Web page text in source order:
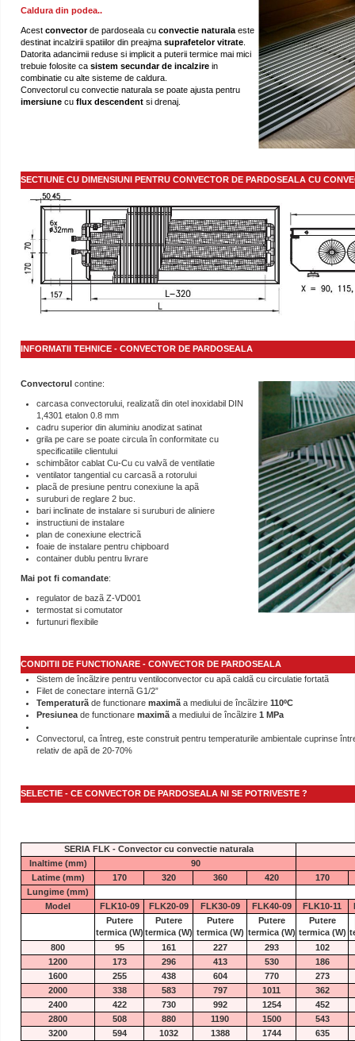
Caldura din podea..
Acest convectorde pardoseala cu convectie naturala este
destinat incalzirii spatiilor din preajma suprafetelor vitrate
Datorita adancimii reduse si implicit a puterii termice mai mici
trebuie folosite ca sistem secundar de incalzire in
combinatie cu alte sisteme de caldura.
Convectorul cu convectie naturala se poate ajusta pentru
imersiune cu flux descendent si drenaj.
SECTIUNE CU DIMENSIUNI PENTRU CONVECTOR DE PARDOSEALA CU
INFORMATII TEHNICE - CONVECTOR DE PARDOSEALA
Convectorul contine:
carcasa convectorului, realizatã din otel inoxidabil DIN
1,4301 etalon 0.8 mm
cadru superior din aluminiu anodizat satinat
grila pe care se poate circula în conformitate cu
specificatiile clientului
schimbãtor cablat Cu-Cu cu valvã de ventilatie
ventilator tangential cu carcasã a rotorului
placã de presiune pentru conexiune la apã
suruburi de reglare 2 buc.
bari inclinate de instalare si suruburi de aliniere
instructiuni de instalare
plan de conexiune electricã
foaie de instalare pentru chipboard
container dublu pentru livrare
Mai pot fi comandate:
regulator de bazã Z-VD001
termostat si comutator
furtunuri flexibile
CONDITII DE FUNCTIONARE - CONVECTOR DE PARDOSEALA
Sistem de încãlzire pentru ventiloconvector cu apã caldã cu circulatie fortatã
Filet de conectare internã G1/2”
Temperaturã de functionare maximã a mediului de încãlzire 110ºC
Presiunea de functionare maximã a mediului de încãlzire 1 MPa
Convectorul, ca întreg, este construit pentru temperaturile ambientale cuprinse
relativ de apã de 20-70%
SELECTIE - CE CONVECTOR DE PARDOSEALA NI SE POTRIVESTE ?
SERIA FLK - Convector cu convectie naturala
Inaltime (mm)
90
Latime (mm)
170 320 360 420
170
Lungime (mm)
Model
FLK10-09 FLK20-09 FLK30-09 FLK40-09 FLK10-11
Putere
termica(W)
Putere
termica(W)
Putere
termica(W)
Putere
termica(W)
Putere
termica(W)
800
95 161 227 293
102
1200
173 296 413 530
186
1600
255 438 604 770
273
2000
338 583 797 1011
362
2400
422 730 992 1254
452
2800
508 880 1190 1500
543
3200
594 1032 1388 1744 635